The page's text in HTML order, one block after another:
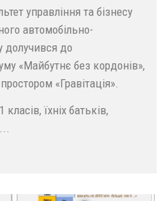
управління та бізнесу
автомобільно-
долучився до
«Майбутнє без кордонів»,
«Гравітація».
їхніх батьків,